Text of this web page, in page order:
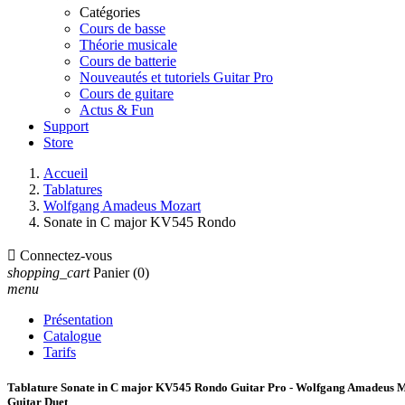
Catégories
Cours de basse
Théorie musicale
Cours de batterie
Nouveautés et tutoriels Guitar Pro
Cours de guitare
Actus & Fun
Support
Store
Accueil
Tablatures
Wolfgang Amadeus Mozart
Sonate in C major KV545 Rondo
 Connectez-vous
shopping_cart Panier (0)
menu
Présentation
Catalogue
Tarifs
Tablature Sonate in C major KV545 Rondo Guitar Pro - Wolfgang Amadeus
Guitar Duet